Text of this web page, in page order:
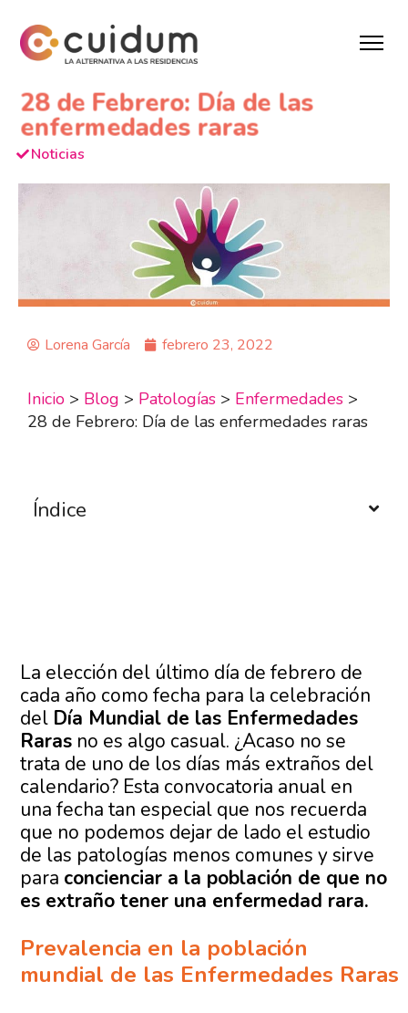
28 de Febrero: Día de las
enfermedades raras
Noticias
Lorena García febrero 23, 2022
Inicio > Blog > Patologías > Enfermedades >
28 de Febrero: Día de las enfermedades raras
Índice
La elección del último día de febrero de
cada año como fecha para la celebración
del Día Mundial de las Enfermedades
Raras no es algo casual. ¿Acaso no se
trata de uno de los días más extraños del
calendario? Esta convocatoria anual en
una fecha tan especial que nos recuerda
que no podemos dejar de lado el estudio
de las patologías menos comunes y sirve
para concienciar a la población de que no
es extraño tener una enfermedad rara.
Prevalencia en la población
mundial de las Enfermedades Raras